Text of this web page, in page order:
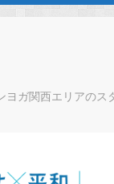
ヨガ関西エリアのス